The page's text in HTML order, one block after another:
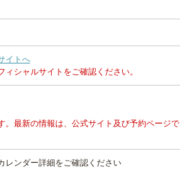
イトへ
シャルサイトをご確認ください。
最新の情報は、公式サイト及び予約ページで
レンダー詳細をご確認ください